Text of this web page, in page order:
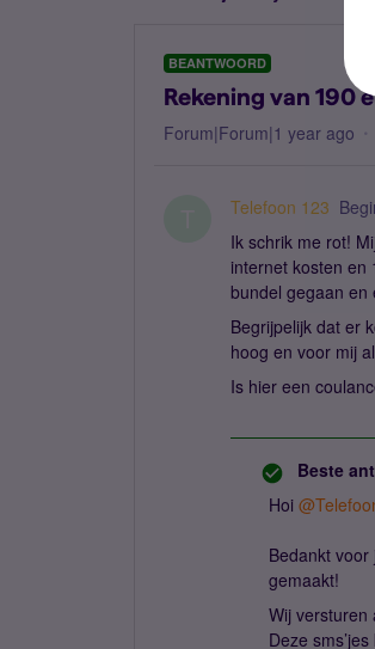
BEANTWOORD
Rekening van 190
Forum|Forum|1 year ago
Telefoon 123
Ik schrik me rot!
internet kosten en
bundel gegaan en
Begrijpelijk dat er
hoog en voor mij
Is hier een
Beste
Hoi
Bedankt
gemaakt!
Wij versturen
Deze